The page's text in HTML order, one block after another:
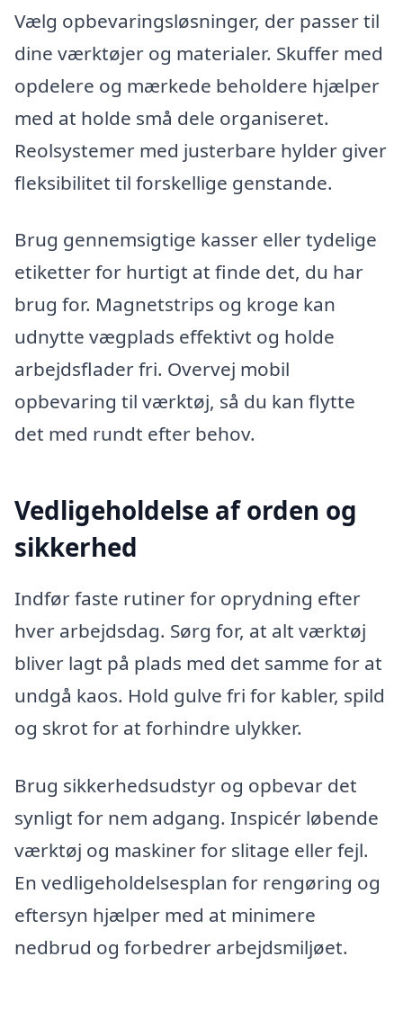
Vælg opbevaringsløsninger, der passer til
dine værktøjer og materialer. Skuffer med
opdelere og mærkede beholdere hjælper
med at holde små dele organiseret.
Reolsystemer med justerbare hylder giver
fleksibilitet til forskellige genstande.
Brug gennemsigtige kasser eller tydelige
etiketter for hurtigt at finde det, du har
brug for. Magnetstrips og kroge kan
udnytte vægplads effektivt og holde
arbejdsflader fri. Overvej mobil
opbevaring til værktøj, så du kan flytte
det med rundt efter behov.
Vedligeholdelse af orden og
sikkerhed
Indfør faste rutiner for oprydning efter
hver arbejdsdag. Sørg for, at alt værktøj
bliver lagt på plads med det samme for at
undgå kaos. Hold gulve fri for kabler, spild
og skrot for at forhindre ulykker.
Brug sikkerhedsudstyr og opbevar det
synligt for nem adgang. Inspicér løbende
værktøj og maskiner for slitage eller fejl.
En vedligeholdelsesplan for rengøring og
eftersyn hjælper med at minimere
nedbrud og forbedrer arbejdsmiljøet.